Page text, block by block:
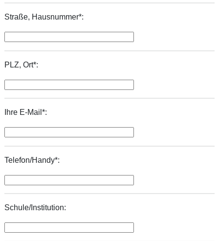
Straße, Hausnummer*:
PLZ, Ort*:
Ihre E-Mail*:
Telefon/Handy*:
Schule/Institution: